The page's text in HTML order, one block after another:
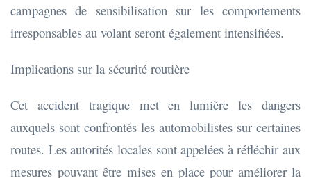
campagnes de sensibilisation sur les comportements
irresponsables au volant seront également intensifiées.
Implications sur la sécurité routière
Cet accident tragique met en lumière les dangers
auxquels sont confrontés les automobilistes sur certaines
routes. Les autorités locales sont appelées à réfléchir aux
mesures pouvant être mises en place pour améliorer la